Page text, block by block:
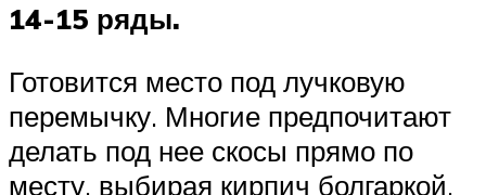
14-15 ряды.
Готовится место под лучковую
перемычку. Многие предпочитают
делать под нее скосы прямо по
месту, выбирая кирпич болгаркой.